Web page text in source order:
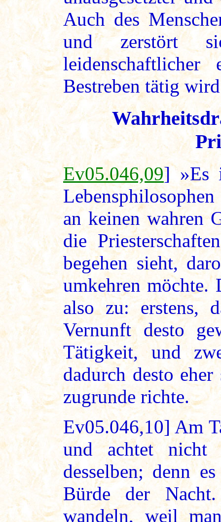
Auch des
und zerstört
Bestreben tätig
Ev05.046,09] »Es
an keinen wahren
die
begehen sieht,
umkehren möchte.
also zu: erstens,
Vernunft desto
Tätigkeit, und
dadurch desto
zugrunde richte.
Ev05.046,10] Am
und achtet nicht
desselben; denn
Bürde der
wandeln, weil